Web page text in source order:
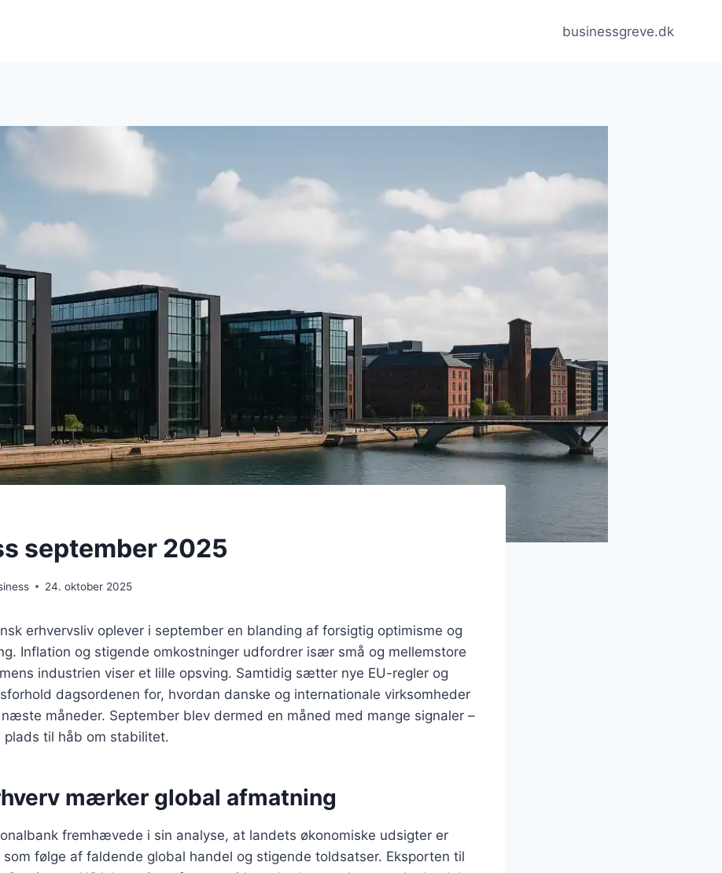
businessgreve.dk
september 2025
24. oktober 2025
erhvervsliv oplever i september en blanding af forsigtig optimisme og
Inflation og stigende omkostninger udfordrer især små og mellemstore
industrien viser et lille opsving. Samtidig sætter nye EU-regler og
dagsordenen for, hvordan danske og internationale virksomheder
måneder. September blev dermed en måned med mange signaler –
plads til håb om stabilitet.
mærker global afmatning
fremhævede i sin analyse, at landets økonomiske udsigter er
følge af faldende global handel og stigende toldsatser. Eksporten til